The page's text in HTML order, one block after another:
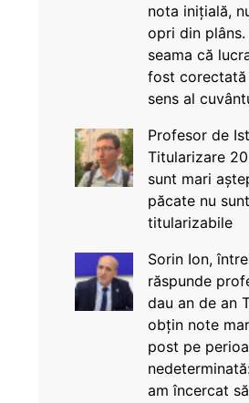
nota inițială,
opri din
seama că
fost corectată
sens al
Profesor de
Titularizare
sunt mari
păcate nu
titularizabile
Sorin Ion,
răspunde
dau an de an
obțin note
post pe
am încercat